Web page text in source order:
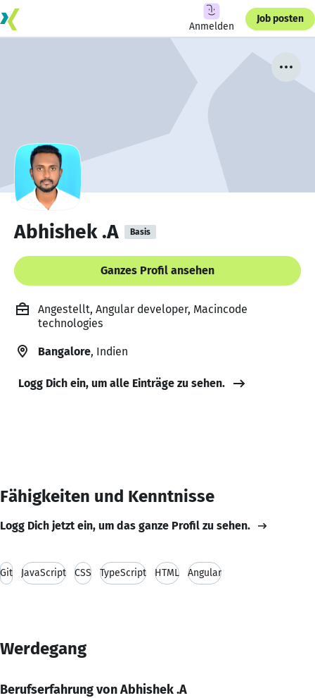
Anmelden
Job posten
Abhishek .A Basis
Ganzes Profil ansehen
Angestellt, Angular developer, Macincode
technologies
Bangalore, Indien
Logg Dich ein, um alle Einträge zu sehen.
Fähigkeiten und Kenntnisse
Logg Dich jetzt ein, um das ganze Profil zu sehen.
Git JavaScript CSS TypeScript HTML Angular
Werdegang
Berufserfahrung von Abhishek .A